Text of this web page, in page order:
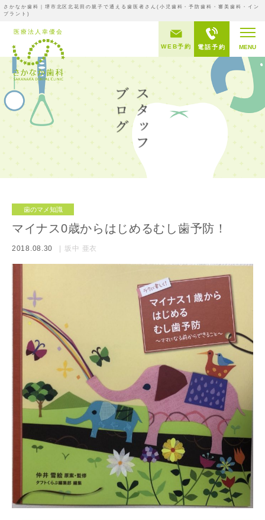
さかなか歯科｜堺市北区北花田の親子で通える歯医者さん(小児歯科・予防歯科・審美歯科・イン
プラント)
MENU
電話予約
WEB予約
歯のマメ知識
マイナス0歳からはじめるむし歯予防！
2018.08.30 坂中 亜衣